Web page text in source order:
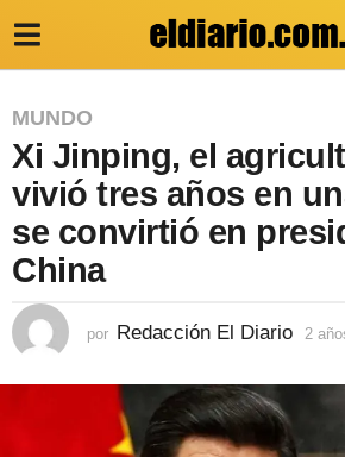
2
a
ñ
o
s
e
MUNDO
Xi Jinping, el
vivió tres años en
se convirtió en
China
por Redacción El Diario 2